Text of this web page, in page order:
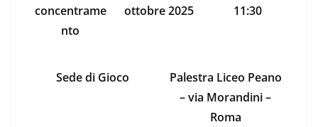
concentrame
nto
ottobre 2025
11:30
Sede di Gioco
Palestra Liceo Peano
– via Morandini –
Roma